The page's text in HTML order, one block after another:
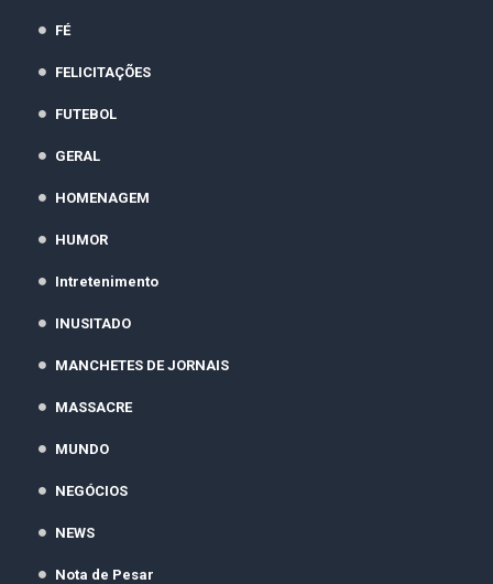
FÉ
FELICITAÇÕES
FUTEBOL
GERAL
HOMENAGEM
HUMOR
Intretenimento
INUSITADO
MANCHETES DE JORNAIS
MASSACRE
MUNDO
NEGÓCIOS
NEWS
Nota de Pesar